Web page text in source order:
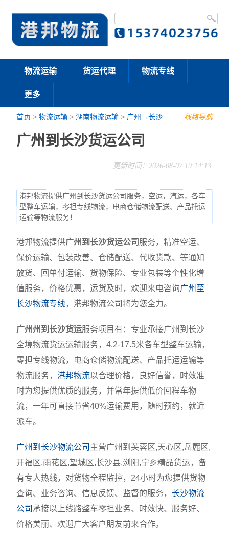
物流运输 货运代理 物流专线
更多
线路导航
首页 >物流运输 >湖南物流运输 > 广州→长沙
广州到长沙货运公司
更新时间：2026-08-07 19:14:13
港邦物流提供广州到长沙货运公司服务，空运，汽运，各车
型整车运输，零担专线物流，电商仓储物流配送、产品托运
运输等物流服务！
港邦物流提供广州到长沙货运公司 服务，精准空运、
保价运输、包装改善、仓储配送、代收货款、等通知
放货、回单付运输、货物保险、专业包装等个性化增
值服务，价格优惠，运货及时，欢迎来电咨询广州至
长沙物流专线 ，港邦物流公司将为您全力。
广州州到长沙货运服务项目有：专业承接广州到长沙
全境物流货运运输服务，4.2-17.5米各车型整车运输，
零担专线物流，电商仓储物流配送、产品托运运输等
物流服务，港邦物流以合理价格，良好信誉，时效准
时为您提供优质的服务，并常年提供低价回程车物
流，一年可直接节省40%运输费用，随时预约，就近
派车。
广州到长沙物流公司 主营广州到芙蓉区,天心区,岳麓区,
开福区,雨花区,望城区,长沙县,浏阳,宁乡精品货运，备
有专人热线，对货物全程监控，24小时为您提供货物
查询、业务咨询、信息反馈、监督的服务，长沙物流
公司 承接以上线路整车零担业务、时效快、服务好、
价格美丽、欢迎广大客户朋友前来合作。